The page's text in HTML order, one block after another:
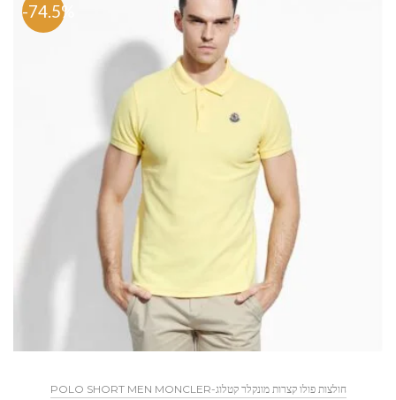
-74.5%
POLO SHORT MEN MONCLER-חולצות פולו קצרות מונקלר קטלוג